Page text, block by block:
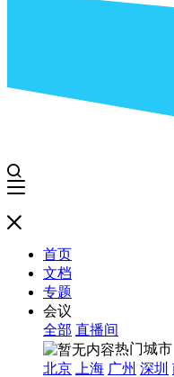
首页
文档
专题
会议
全部 直播间
热门城市
北京
上海 广州 深圳